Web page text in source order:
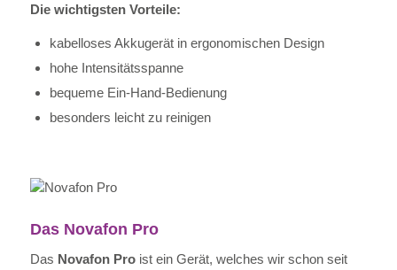
Die wichtigsten Vorteile:
kabelloses Akkugerät in ergonomischen Design
hohe Intensitätsspanne
bequeme Ein-Hand-Bedienung
besonders leicht zu reinigen
Das Novafon Pro
Das Novafon Proist ein Gerät, welches wir schon seit